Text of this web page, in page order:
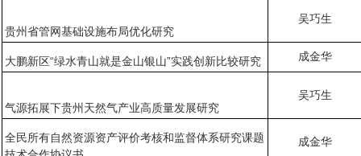
贵州省管网基础设施布局优化研究
吴巧生
大鹏新区“绿水青山就是金山银山”实践创新比较研究 成金华
气源拓展下贵州天然气产业高质量发展研究
吴巧生
全民所有自然资源资产评价考核和监督体系研究课题
成金华